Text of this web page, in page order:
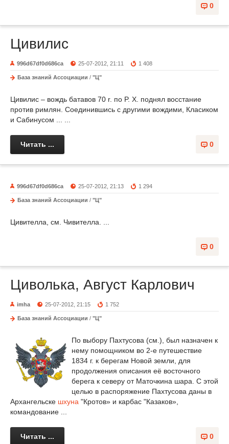
0
Цивилис
996d67df0d686ca 25-07-2012, 21:11 1 408
База знаний Ассоциации / "Ц"
Цивилис – вождь батавов 70 r. по P. Х. поднял восстание
против римлян. Соединившись с другими вождими, Класиком
и Сабинусом ... ...
0
Читать ...
996d67df0d686ca 25-07-2012, 21:13 1 294
База знаний Ассоциации / "Ц"
Цивителла, см. Чивителла. ...
0
Циволька, Август Карлович
imha 25-07-2012, 21:15 1 752
База знаний Ассоциации / "Ц"
По выбору Пахтусова (см.), был назначен к
нему помощником во 2-е путешествие
1834 г. к берегам Новой земли, для
продолжения описания её восточного
берега к северу от Маточкина шара. С этой
целью в распоряжение Пахтусова даны в
Архангельске шхуна "Кротов» и карбас "Казаков»,
командование ...
0
Читать ...